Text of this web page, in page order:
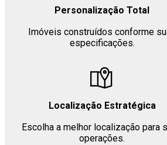
Personalização Total
Imóveis construídos conforme
especificações.
Localização Estratégica
Escolha a melhor localização para
operações.